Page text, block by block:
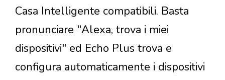
Casa Intelligente compatibili. Basta
pronunciare "Alexa, trova i miei
dispositivi" ed Echo Plus trova e
configura automaticamente i dispositivi